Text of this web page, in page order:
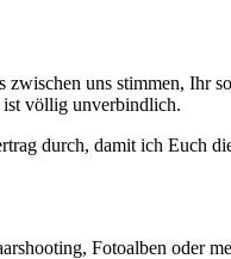
zwischen uns stimmen, Ihr
ist völlig unverbindlich.
durch, damit ich Euch
Fotoalben oder